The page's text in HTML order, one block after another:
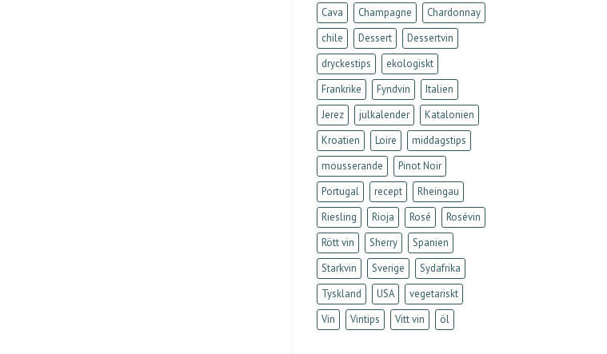
Cava
Champagne
Chardonnay
chile
Dessert
Dessertvin
dryckestips
ekologiskt
Frankrike
Fyndvin
Italien
Jerez
julkalender
Katalonien
Kroatien
Loire
middagstips
mousserande
Pinot Noir
Portugal
recept
Rheingau
Riesling
Rioja Rosé
Rosévin
Rött vin
Sherry
Spanien
Starkvin
Sverige
Sydafrika
Tyskland
USA
vegetariskt
Vin
Vintips Vitt vin öl